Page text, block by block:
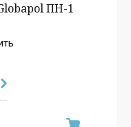
ПН-1